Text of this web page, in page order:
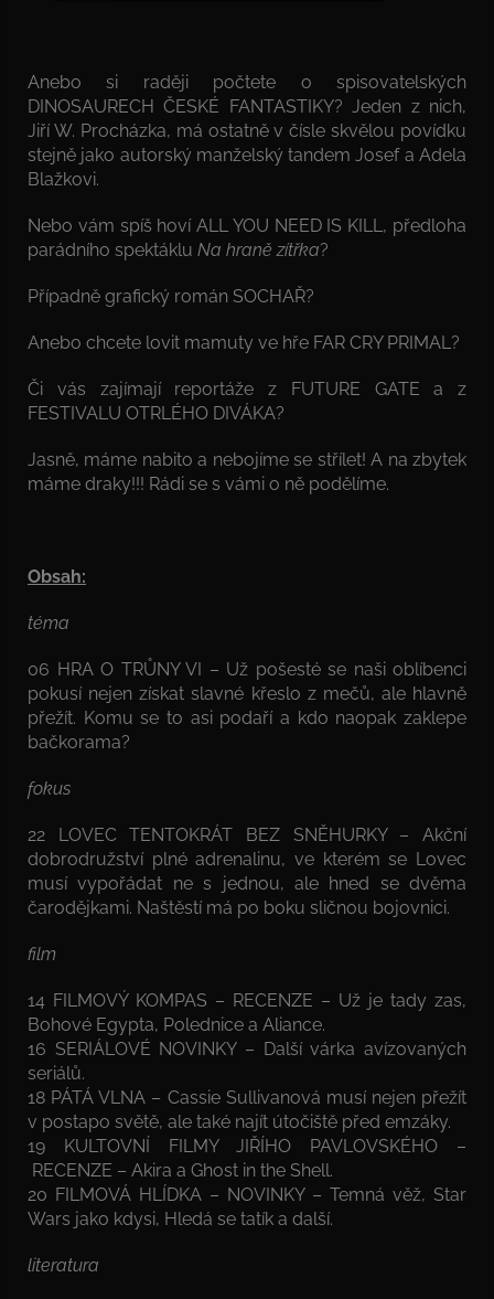
Anebo si raději počtete o spisovatelských
DINOSAURECH ČESKÉ FANTASTIKY? Jeden z nich,
Jiří W. Procházka, má ostatně v čísle skvělou povídku
stejně jako autorský manželský tandem Josef a Adela
Blažkovi.
Nebo vám spíš hoví ALL YOU NEED IS KILL, předloha
parádního spektáklu Na hraně zítřka?
Případně grafický román SOCHAŘ?
Anebo chcete lovit mamuty ve hře FAR CRY PRIMAL?
Či vás zajímají reportáže z FUTURE GATE a z
FESTIVALU OTRLÉHO DIVÁKA?
Jasně, máme nabito a nebojíme se střílet! A na zbytek
máme draky!!! Rádi se s vámi o ně podělíme.
Obsah:
téma
06 HRA O TRŮNY VI – Už pošesté se naši oblíbenci
pokusí nejen získat slavné křeslo z mečů, ale hlavně
přežít. Komu se to asi podaří a kdo naopak zaklepe
bačkorama?
fokus
22 LOVEC TENTOKRÁT BEZ SNĚHURKY – Akční
dobrodružství plné adrenalinu, ve kterém se Lovec
musí vypořádat ne s jednou, ale hned se dvěma
čarodějkami. Naštěstí má po boku sličnou bojovnici.
film
14 FILMOVÝ KOMPAS – RECENZE – Už je tady zas,
Bohové Egypta, Polednice a Aliance.
16 SERIÁLOVÉ NOVINKY – Další várka avízovaných
seriálů.
18 PÁTÁ VLNA – Cassie Sullivanová musí nejen přežít
v postapo světě, ale také najít útočiště před emzáky.
19 KULTOVNÍ FILMY JIŘÍHO PAVLOVSKÉHO –
RECENZE – Akira a Ghost in the Shell.
20 FILMOVÁ HLÍDKA – NOVINKY – Temná věž, Star
Wars jako kdysi, Hledá se tatík a další.
literatura